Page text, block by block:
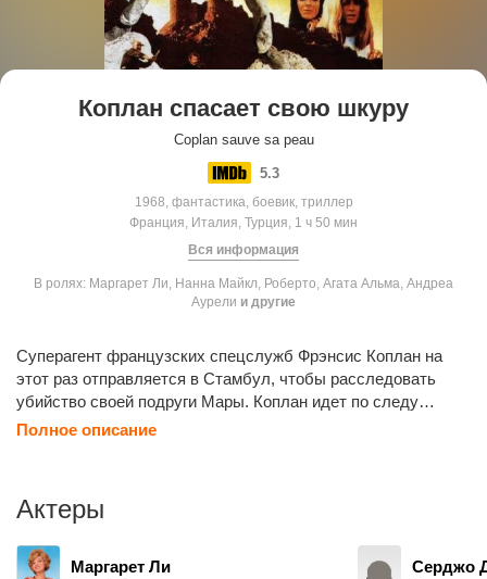
Коплан спасает свою шкуру
Coplan sauve sa peau
5.3
1968, фантастика, боевик, триллер
Франция, Италия, Турция, 1 ч 50 мин
Вся информация
В ролях: Маргарет Ли, Нанна Майкл, Роберто, Агата Альма, Андреа
Аурели и другие
Суперагент французских спецслужб Фрэнсис Коплан на
этот раз отправляется в Стамбул, чтобы расследовать
убийство своей подруги Мары. Коплан идет по следу
убийцы... Ева, танцовщица ночного кабаре, как две капли
смешалось в этом шпионском боевике...
Полное описание
Актеры
Маргарет Ли Серджо